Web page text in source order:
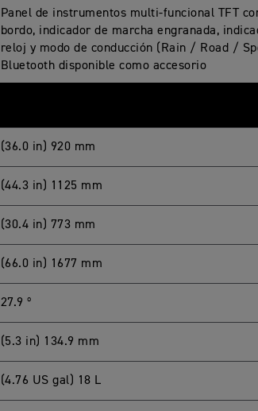
Panel de instrumentos multi-funcional TFT
bordo, indicador de marcha engranada,
reloj y modo de conducción (Rain / Road /
Bluetooth disponible como accesorio
(36.0 in) 920 mm
(44.3 in) 1125 mm
(30.4 in) 773 mm
(66.0 in) 1677 mm
27.9 º
(5.3 in) 134.9 mm
(4.76 US gal) 18 L